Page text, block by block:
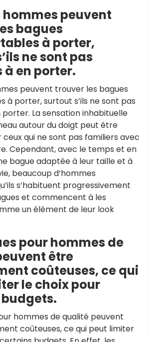
peuvent
bagues
à porter,
ne sont pas
à en porter.
peuvent trouver les bagues
à porter, surtout s’ils ne sont pas
porter. La sensation inhabituelle
autour du doigt peut être
qui ne sont pas familiers avec
Cependant, avec le temps et en
bague adaptée à leur taille et à
beaucoup d’hommes
s’habituent progressivement
et commencent à les
un élément de leur look
pour hommes de
être
coûteuses, ce qui
le choix pour
hommes de qualité peuvent
coûteuses, ce qui peut limiter